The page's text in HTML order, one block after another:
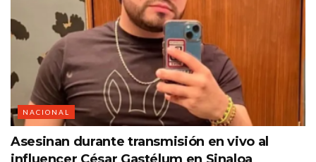
NACIONAL
Asesinan durante transmisión en vivo al